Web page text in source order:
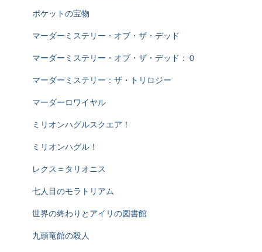
ポケットの宝物
マーダーミステリー・オブ・ザ・デッド
マーダーミステリー・オブ・ザ・デッド：０
マーダーミステリー：ザ・トリロジー
マーダーロワイヤル
ミリオンハグルスクエア！
ミリオンハグル！
レクス＝タリオニス
七人目のモラトリアム
世界の終わりとアイリの図書館
九頭竜館の殺人